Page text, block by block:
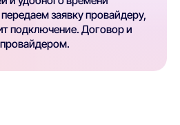
заявку провайдеру,
подключение. Договор и